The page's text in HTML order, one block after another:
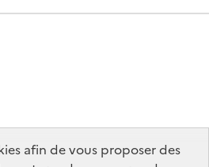
afin de vous proposer des